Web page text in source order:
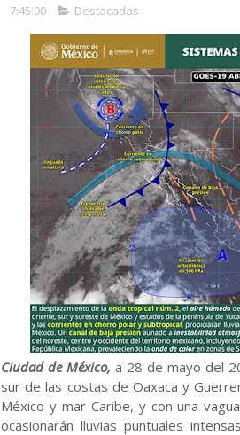
7:45:00 Destacadas
Ciudad de México, a 28 de mayo del
sur de las costas de Oaxaca y
México y mar Caribe, y con una
ocasionarán lluvias puntuales